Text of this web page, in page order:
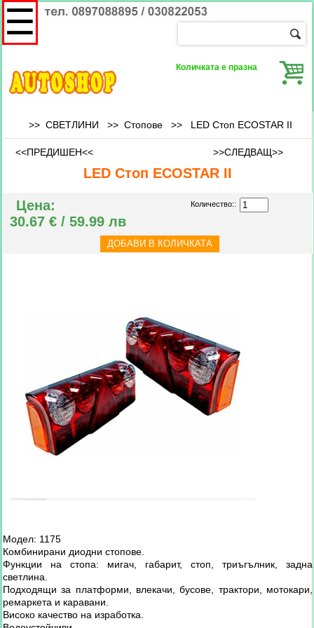
Количката е празна
☰
>> СВЕТЛИНИ >> Стопове >> LED Стоп ECOSTAR II
<<ПРЕДИШЕН<< >>СЛЕДВАЩ>>
LED Стоп ECOSTAR II
Цена:
30.67 € / 59.99 лв
Количество::
Модел: 1175
Комбинирани диодни стопове.
Функции на стопа: мигач, габарит, стоп, триъгълник, задна
светлина.
Подходящи за платформи, влекачи, бусове, трактори, мотокари,
ремаркета и каравани.
Високо качество на изработка.